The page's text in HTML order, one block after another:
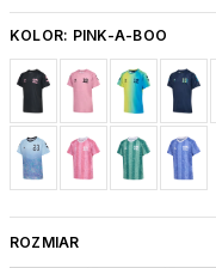
KOLOR: PINK-A-BOO
ROZMIAR